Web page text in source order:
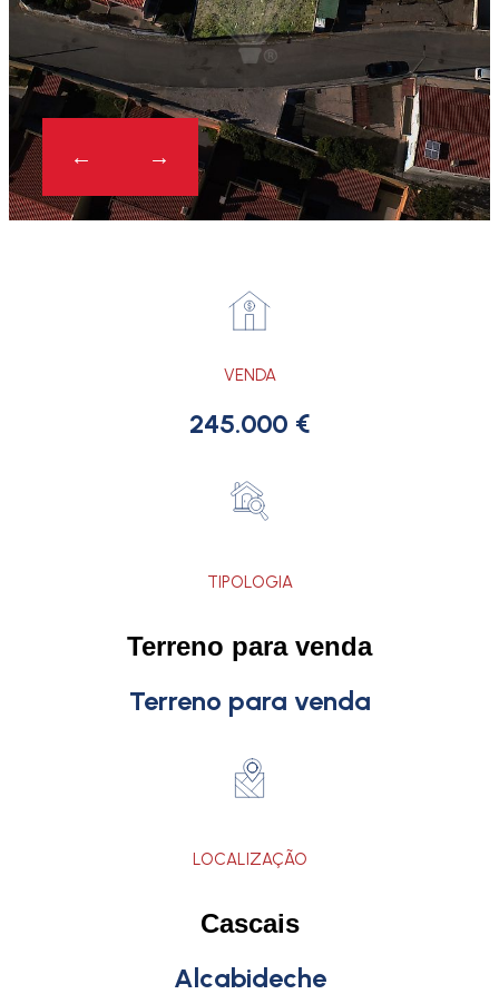
VENDA
245.000 €
TIPOLOGIA
Terreno para venda
Terreno para venda
LOCALIZAÇÃO
Cascais
Alcabideche